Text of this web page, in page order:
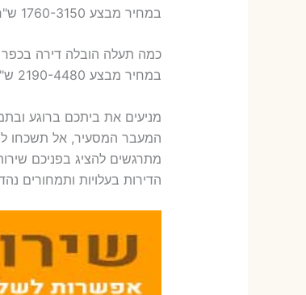
במחיר מבצע 1760-3150 ש"ח שירותי אריזת ארבעה חדרים – 1,600-1,800 ש"ח
כמה תעלה הובלה דירה בכפר המכבי 5 חדרים פלוס עלות
במחיר מבצע 2190-4480 ש"ח שירותי אריזת חמישה חדרים – 1,900-2,100 ש"ח
מניעים את ביתכם ברוגע
המעבר המסעיר, אל תשכחו
מתרגשים להציג בפניכם
הדירות בעלויות ותמחורים